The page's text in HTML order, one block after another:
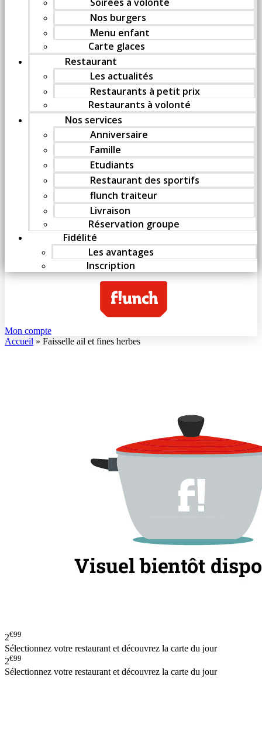
Nos burgers
Menu enfant
Carte glaces
Restaurant
Les actualités
Restaurants à petit prix
Restaurants à volonté
Nos services
Anniversaire
Famille
Etudiants
Restaurant des sportifs
flunch traiteur
Livraison
Réservation groupe
Fidélité
Les avantages
Inscription
Mon compte
Accueil » Faisselle ail et fines herbes
2€99
Sélectionnez votre restaurant et découvrez la carte du jour
2€99
Sélectionnez votre restaurant et découvrez la carte du jour